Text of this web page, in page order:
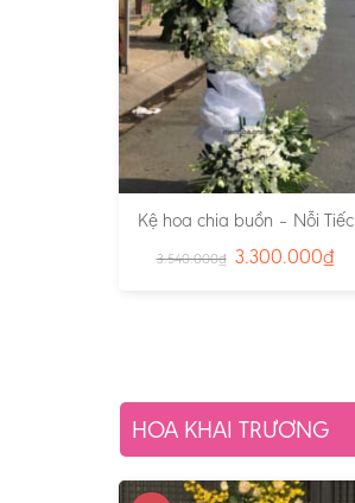
Kệ hoa chia buồn – Nỗi Tiếc
Thương Vô Hạn – Ms:3851
3.540.000₫ 3.300.000₫
HOA KHAI TRƯƠNG